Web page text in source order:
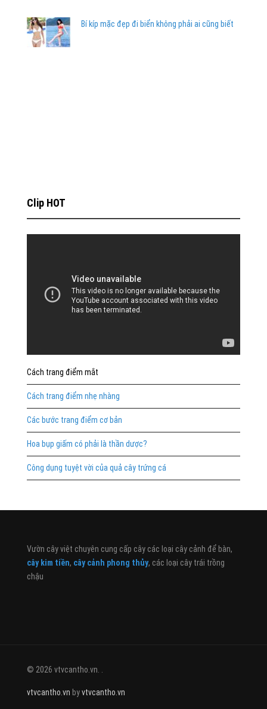
Bí kíp mặc đẹp đi biển không phải ai cũng biết
Clip HOT
Cách trang điểm mắt
Cách trang điểm nhẹ nhàng
Các bước trang điểm cơ bản
Hoa bụp giấm có phải là thần dược?
Công dụng tuyệt vời của quả cây trứng cá
Vườn cây việt chuyên cung cấp cây các loại cây cảnh để bàn,
cây kim tiền, cây cảnh phong thủy, các loại cây trái trồng
chậu
© 2026 vtvcantho.vn. .
vtvcantho.vn byvtvcantho.vn